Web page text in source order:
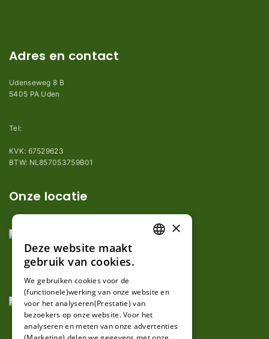
Adres en contact
Udenseweg 8 B
5405 PA Uden
Tel:
KVK: 67529623
BTW: NL857053759B01
Onze locatie
GERMAN
×
Deze website maakt
gebruik van cookies.
We gebruiken cookies voor de
(functionele)werking van onze website en
voor het analyseren(Prestatie) van
bezoekers op onze website. Voor het
analyseren en meten van onze advertenties